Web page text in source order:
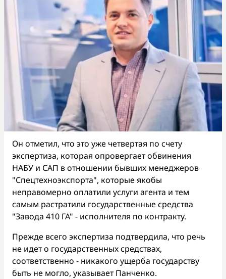
Он отметил, что это уже четвертая по счету
экспертиза, которая опровергает обвинения
НАБУ и САП в отношении бывших менеджеров
"Спецтехноэкспорта", которые якобы
неправомерно оплатили услуги агента и тем
самым растратили государственные средства
"Завода 410 ГА" - исполнителя по контракту.
Прежде всего экспертиза подтвердила, что речь
не идет о государственных средствах,
соответственно - никакого ущерба государству
быть не могло, указывает Панченко.